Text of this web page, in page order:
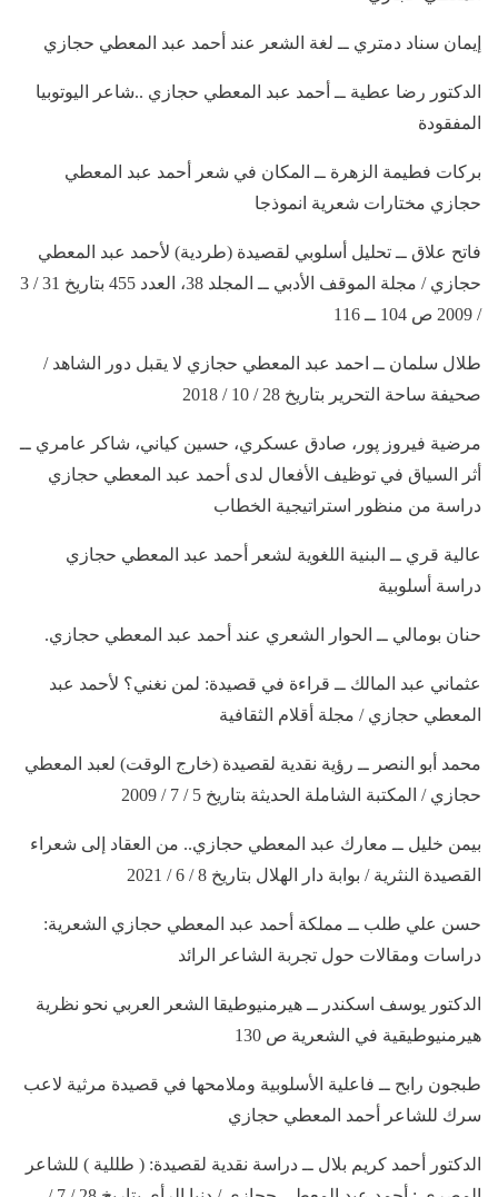
إيمان سناد دمتري ــ لغة الشعر عند أحمد عبد المعطي حجازي
الدكتور رضا عطية ــ أحمد عبد المعطي حجازي ..شاعر اليوتوبيا
المفقودة
بركات فطيمة الزهرة ــ المكان في شعر أحمد عبد المعطي
حجازي مختارات شعرية انموذجا
فاتح علاق ــ تحليل أسلوبي لقصيدة (طردية)‎ لأحمد عبد المعطي
حجازي / مجلة الموقف الأدبي ــ المجلد 38، العدد 455 بتاريخ 31 / 3
/ 2009 ص 104 ــ 116
طلال سلمان ــ احمد عبد المعطي حجازي لا يقبل دور الشاهد /
صحيفة ساحة التحرير بتاريخ 28 / 10 / 2018
مرضية فيروز پور، صادق عسكري، حسين کياني، شاکر عامري ــ
أثر السياق في توظيف الأفعال لدى أحمد عبد المعطي حجازي
دراسة من منظور استراتيجية الخطاب
عالية قري ــ البنية اللغوية لشعر أحمد عبد المعطي حجازي
دراسة أسلوبية
حنان بومالي ــ الحوار الشعري عند أحمد عبد المعطي حجازي.
عثماني عبد المالك ــ قراءة في قصيدة: لمن نغني؟ لأحمد عبد
المعطي حجازي / مجلة أقلام الثقافية
محمد أبو النصر ــ رؤية نقدية لقصيدة (خارج الوقت) لعبد المعطي
حجازي / المكتبة الشاملة الحديثة بتاريخ 5 / 7 / 2009
بيمن خليل ــ معارك عبد المعطي حجازي.. من العقاد إلى شعراء
القصيدة النثرية / بوابة دار الهلال بتاريخ 8 / 6 / 2021
حسن علي طلب ــ مملكة أحمد عبد المعطي حجازي الشعرية:
دراسات ومقالات حول تجربة الشاعر الرائد
الدكتور يوسف اسكندر ــ هيرمنيوطيقا الشعر العربي نحو نظرية
هيرمنيوطيقية في الشعرية ص 130
طبجون رابح ــ فاعلية الأسلوبية وملامحها في قصيدة مرثية لاعب
سرك للشاعر أحمد المعطي حجازي
الدكتور أحمد كريم بلال ــ دراسة نقدية لقصيدة: ( طللية ) للشاعر